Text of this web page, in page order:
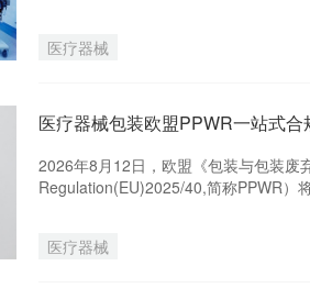
医疗器械
医疗器械包装欧盟PPWR一站式合
2026年8月12日，欧盟《包装与包装废
Regulation(EU)2025/40,简称PPWR）
册、未配备合格标签的包装，都可能
医疗器械